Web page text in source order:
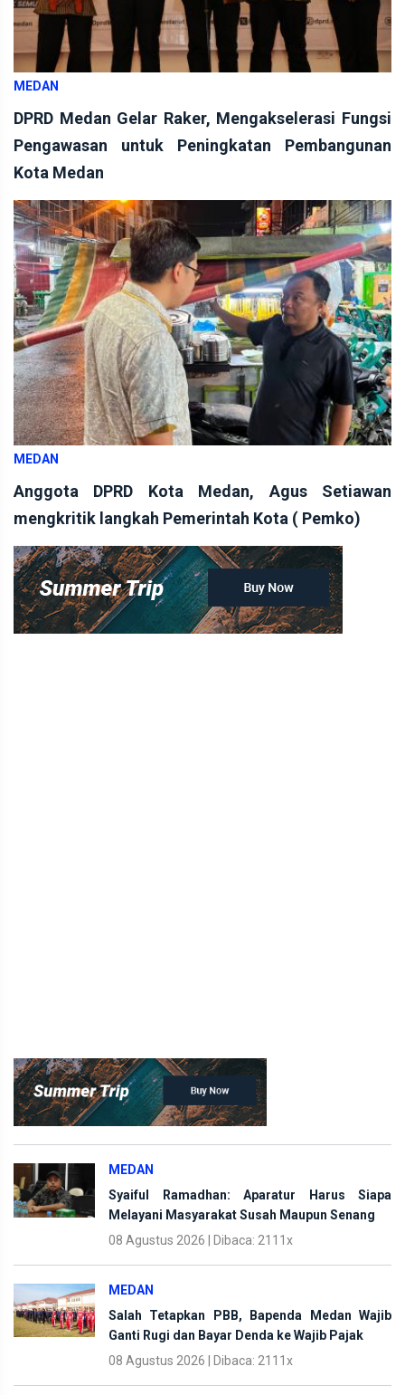
MEDAN
DPRD Medan Gelar Raker, Mengakselerasi Fungsi
Pengawasan untuk Peningkatan Pembangunan
Kota Medan
MEDAN
Anggota DPRD Kota Medan, Agus Setiawan
mengkritik langkah Pemerintah Kota ( Pemko)
MEDAN
Syaiful Ramadhan: Aparatur Harus Siapa
Melayani Masyarakat Susah Maupun Senang
08 Agustus 2026 | Dibaca: 2111x
MEDAN
Salah Tetapkan PBB, Bapenda Medan Wajib
Ganti Rugi dan Bayar Denda ke Wajib Pajak
08 Agustus 2026 | Dibaca: 2111x